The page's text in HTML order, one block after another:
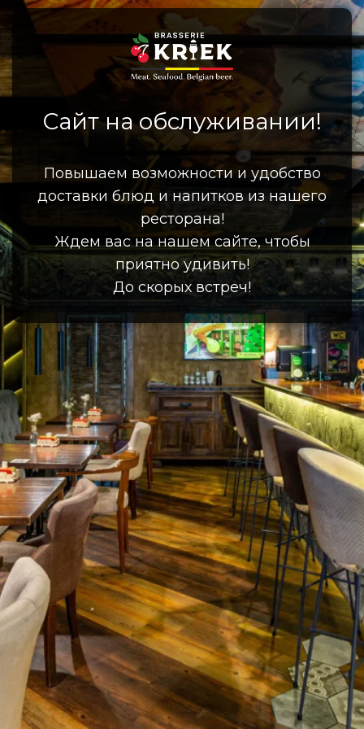
Сайт на обслуживании!
Повышаем возможности и удобство
доставки блюд и напитков из нашего
ресторана!
Ждем вас на нашем сайте, чтобы
приятно удивить!
До скорых встреч!